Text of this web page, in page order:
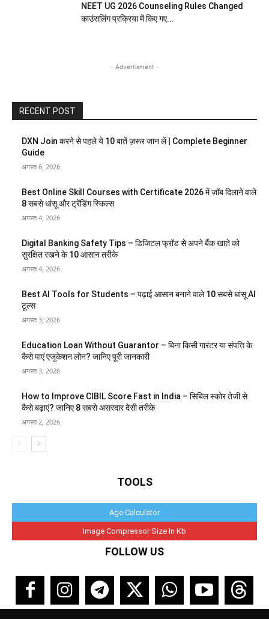
NEET UG 2026 Counseling Rules Changed
काउंसलिंग प्रक्रिया में किए गए...
- Advertisment -
RECENT POST
DXN Join करने से पहले ये 10 बातें ज़रूर जान लें | Complete Beginner
Guide
अगस्त 6, 2026
Best Online Skill Courses with Certificate 2026 में जॉब दिलाने वाले
8 सबसे धांसू और ट्रेंडिंग स्किल्स
अगस्त 4, 2026
Digital Banking Safety Tips – डिजिटल फ्रॉड से अपने बैंक खाते को
सुरक्षित रखने के 10 आसान तरीके
अगस्त 4, 2026
Best AI Tools for Students – पढ़ाई आसान बनाने वाले 10 सबसे धांसू AI
टूल्स
अगस्त 3, 2026
Education Loan Without Guarantor – बिना किसी गारंटर या संपत्ति के
कैसे पाएं एजुकेशन लोन? जानिए पूरी जानकारी
अगस्त 3, 2026
How to Improve CIBIL Score Fast in India – सिबिल स्कोर तेजी से
कैसे बढ़ाएं? जानिए 8 सबसे असरदार देसी तरीके
अगस्त 2, 2026
TOOLS
Age Calculator
Image Compressor Size In Kb
FOLLOW US